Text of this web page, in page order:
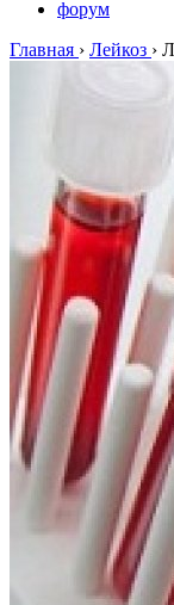
форум
Главная › Лейкоз ›